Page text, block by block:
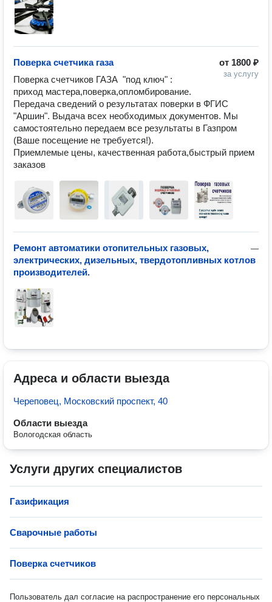
от 1800 ₽
за услугу
Поверка счетчика газа
Поверка счетчиков ГАЗА  "под ключ" :
приход мастера,поверка,опломбирование.
Передача сведений о результатах поверки в ФГИС
"Аршин". Выдача всех необходимых документов. Мы
самостоятельно передаем все результаты в Газпром
(Ваше посещение не требуется!).
Приемлемые цены, качественная работа,быстрый прием
—
Ремонт автоматики отопительных газовых,
электрических, дизельных, твердотопливных котлов
производителей.
Адреса и области выезда
Череповец, Московский проспект, 40
Области выезда
Вологодская область
Услуги других специалистов
Газификация
Сварочные работы
Поверка счетчиков
Пользователь дал согласие на распространение его персональных